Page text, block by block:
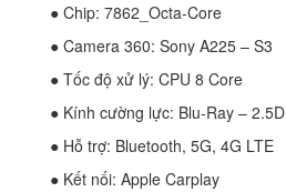
● Chip: 7862_Octa-Core
● Camera 360: Sony A225 – S3
● Tốc độ xử lý: CPU 8 Core
● Kính cường lực: Blu-Ray – 2.5D
● Hỗ trợ: Bluetooth, 5G, 4G LTE
● Kết nối: Apple Carplay